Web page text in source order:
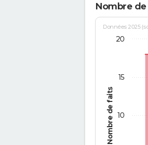
Nombre
Nombre de faits
Données 2025
10
15
20